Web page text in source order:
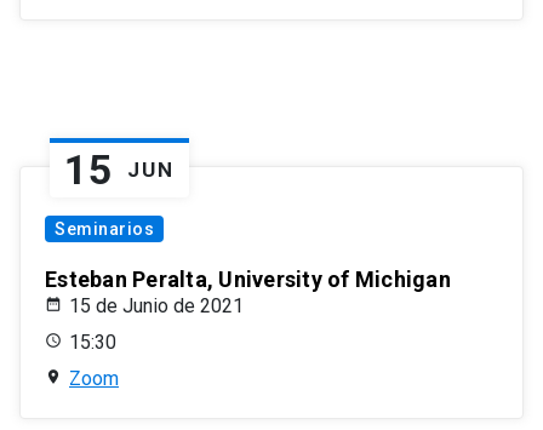
15 JUN
Seminarios
Esteban Peralta, University of Michigan
15 de Junio de 2021
15:30
Zoom